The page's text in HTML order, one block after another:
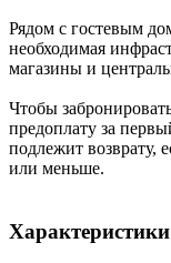
Рядом с гостевым
необходимая
магазины и
Чтобы
предоплату за
подлежит возврату,
или меньше.
Характеристики